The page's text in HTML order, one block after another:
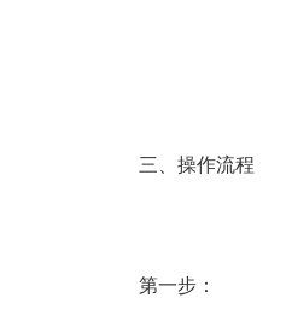
三、操作流程
第一步：